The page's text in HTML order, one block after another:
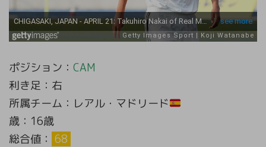
ポジション： CAM
利き足：右
所属チーム：レアル・マドリード
歳：16歳
総合値： 68